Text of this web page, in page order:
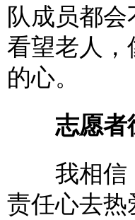
队成员都
看望老人，
的心。
志愿者
我相信，
责任心去热